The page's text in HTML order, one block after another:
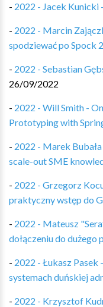
- 2022 - Jacek Kunicki
- 2022 - Marcin
spodziewać po Spock
- 2022 - Sebastian
26/09/2022
- 2022 - Will Smith -
Prototyping with
- 2022 - Marek
scale-out SME
- 2022 - Grzegorz
praktyczny wstęp do
- 2022 - Mateusz
dołączeniu do dużego
- 2022 - Łukasz
systemach duńskiej
- 2022 - Krzysztof